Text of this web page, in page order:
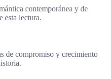
contemporánea y de
esta lectura.
de compromiso y crecimiento